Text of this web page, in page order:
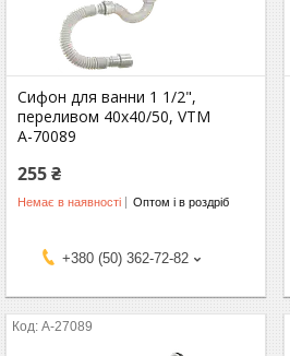
Сифон для ванни 1 1/2",
переливом 40х40/50, VTM
А-70089
255 ₴
Немає в наявності Оптом і в роздріб
+380 (50) 362-72-82
А-27089